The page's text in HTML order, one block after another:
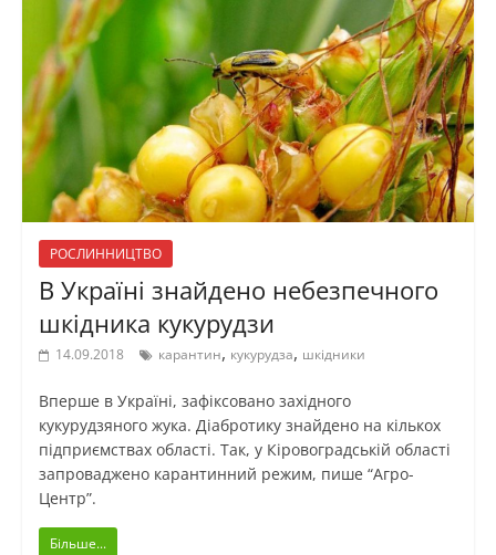
РОСЛИННИЦТВО
В Україні знайдено небезпечного
шкідника кукурудзи
14.09.2018 карантин, кукурудза, шкідники
Вперше в Україні, зафіксовано західного
кукурудзяного жука. Діабротику знайдено на кількох
підприємствах області. Так, у Кіровоградській області
запроваджено карантинний режим, пише “Агро-
Центр”.
Більше...